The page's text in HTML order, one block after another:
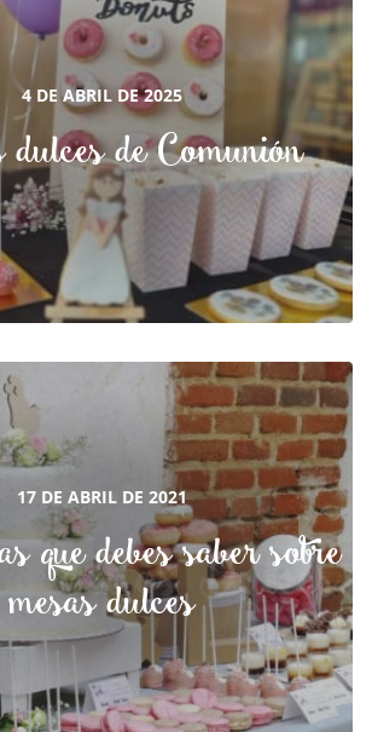
4 DE ABRIL DE 2025
de Comunión
17 DE ABRIL DE 2021
que debes saber sobre
mesas dulces